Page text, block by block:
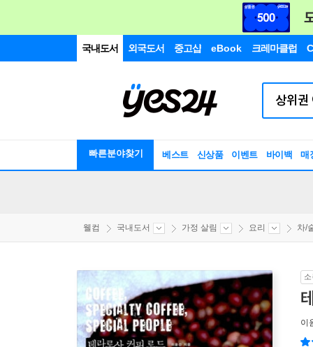
국내도서 외국도서 중고샵 eBook 크레마클럽
빠른분야찾기 베스트 신상품 이벤트 바이백 매
웰컴 국내도서 가정 살림 요리 차/
이